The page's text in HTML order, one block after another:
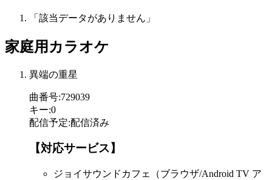
「該当データがありません」
家庭用カラオケ
異端の重星
曲番号:729039
キー:0
配信予定:配信済み
【対応サービス】
ジョイサウンドカフェ（ブラウザ/Android TV ア